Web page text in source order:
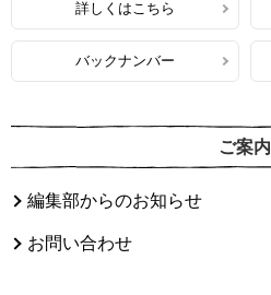
詳しくはこちら
バックナンバー
ご案内
編集部からのお知らせ
お問い合わせ